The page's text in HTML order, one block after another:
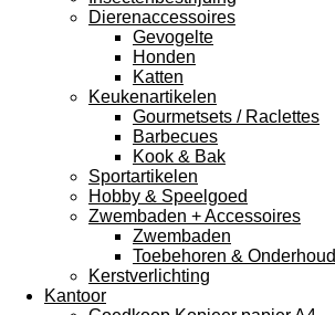
Dierenaccessoires
Gevogelte
Honden
Katten
Keukenartikelen
Gourmetsets / Raclettes
Barbecues
Kook & Bak
Sportartikelen
Hobby & Speelgoed
Zwembaden + Accessoires
Zwembaden
Toebehoren & Onderhoud
Kerstverlichting
Kantoor